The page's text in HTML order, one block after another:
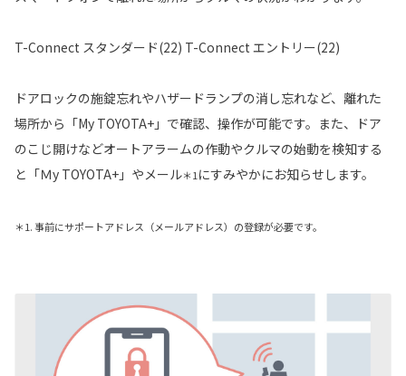
T-Connect スタンダード(22) T-Connect エントリー(22)
ドアロックの施錠忘れやハザードランプの消し忘れなど、離れた
場所から「My TOYOTA+」で確認、操作が可能です。また、ドア
のこじ開けなどオートアラームの作動やクルマの始動を検知する
と「Ｍy TOYOTA+」やメール＊1 にすみやかにお知らせします。
＊1. 事前にサポートアドレス（メールアドレス）の登録が必要です。